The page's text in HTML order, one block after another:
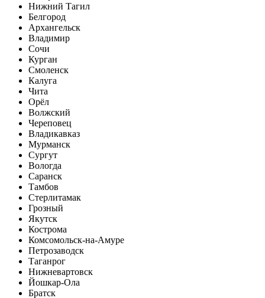
Нижний Тагил
Белгород
Архангельск
Владимир
Сочи
Курган
Смоленск
Калуга
Чита
Орёл
Волжский
Череповец
Владикавказ
Мурманск
Сургут
Вологда
Саранск
Тамбов
Стерлитамак
Грозный
Якутск
Кострома
Комсомольск-на-Амуре
Петрозаводск
Таганрог
Нижневартовск
Йошкар-Ола
Братск